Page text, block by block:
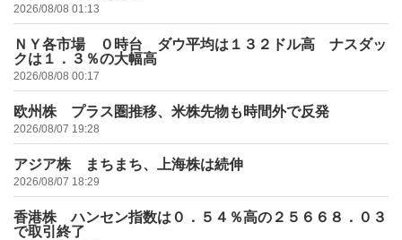
2026/08/08 01:13
ＮＹ各市場 ０時台 ダウ平均は１３２ドル高 ナスダッ
クは１．３％の大幅高
2026/08/08 00:17
欧州株 プラス圏推移、米株先物も時間外で反発
2026/08/07 19:28
アジア株 まちまち、上海株は続伸
2026/08/07 18:29
香港株 ハンセン指数は０．５４％高の２５６６８．０３
で取引終了